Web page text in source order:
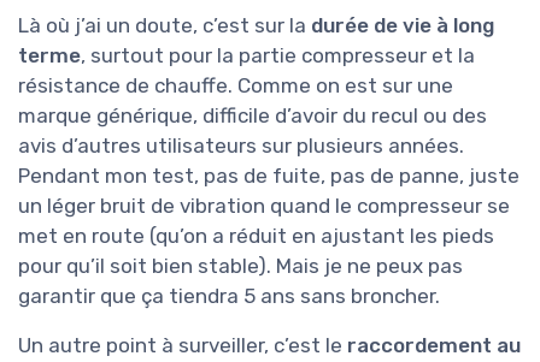
Là où j’ai un doute, c’est sur la durée de vie à long
terme, surtout pour la partie compresseur et la
résistance de chauffe. Comme on est sur une
marque générique, difficile d’avoir du recul ou des
avis d’autres utilisateurs sur plusieurs années.
Pendant mon test, pas de fuite, pas de panne, juste
un léger bruit de vibration quand le compresseur se
met en route (qu’on a réduit en ajustant les pieds
pour qu’il soit bien stable). Mais je ne peux pas
garantir que ça tiendra 5 ans sans broncher.
Un autre point à surveiller, c’est le raccordement au